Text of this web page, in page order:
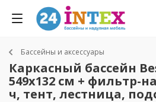
Бассейны и аксессуары
Каркасный бассейн
549х132 см + фильтр-
ч, тент, лестница,